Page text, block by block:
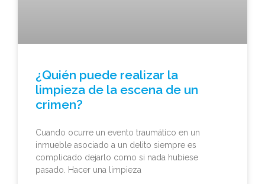
¿Quién puede realizar la
limpieza de la escena de un
crimen?
Cuando ocurre un evento traumático en un
inmueble asociado a un delito siempre es
complicado dejarlo como si nada hubiese
pasado. Hacer una limpieza